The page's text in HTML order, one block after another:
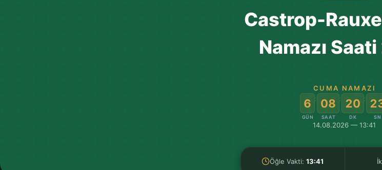
Castrop-
Namazı
CUMA NAMAZI
6
GÜN
: 08
SAAT
: 20
DK
:
SN
14.08.2026 — 13:41
Öğle Vakti:13:41